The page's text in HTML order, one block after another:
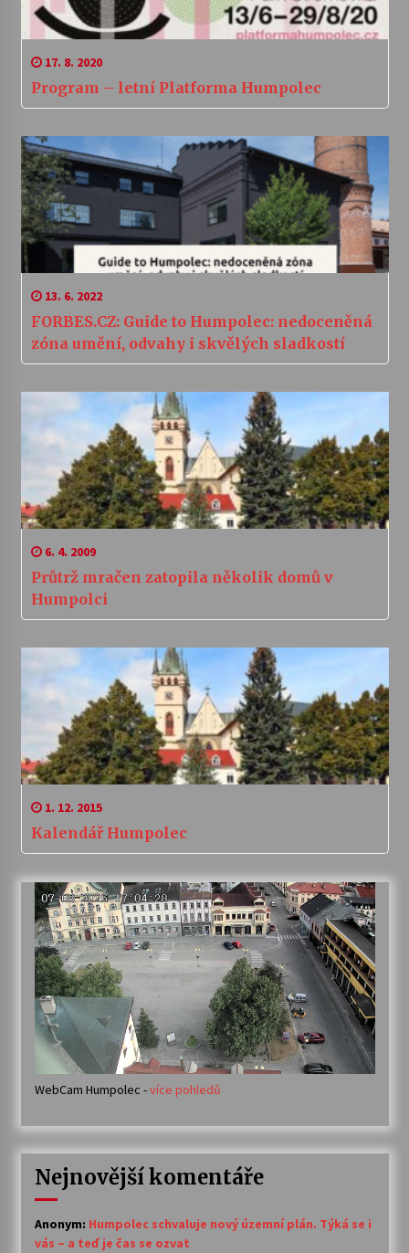
17. 8. 2020
Program – letní Platforma Humpolec
13. 6. 2022
FORBES.CZ: Guide to Humpolec: nedoceněná
zóna umění, odvahy i skvělých sladkostí
6. 4. 2009
Průtrž mračen zatopila několik domů v
Humpolci
1. 12. 2015
Kalendář Humpolec
WebCam Humpolec -více pohledů
Nejnovější komentáře
Anonym: Humpolec schvaluje nový územní plán. Týká se i
vás – a teď je čas se ozvat